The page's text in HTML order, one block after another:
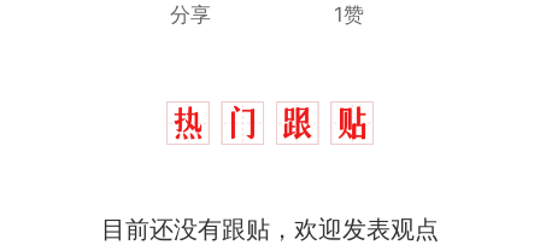
分享 1赞
目前还没有跟贴，欢迎发表观点